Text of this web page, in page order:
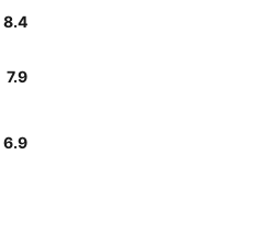
8.4
7.9
6.9